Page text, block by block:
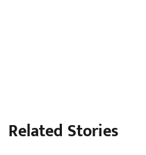
Related Stories